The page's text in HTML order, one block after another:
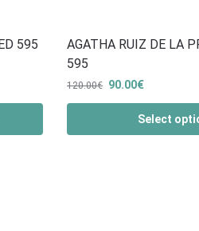
595
AGATHA RUIΖ DE LA
595
120.00€ 90.00€
Select